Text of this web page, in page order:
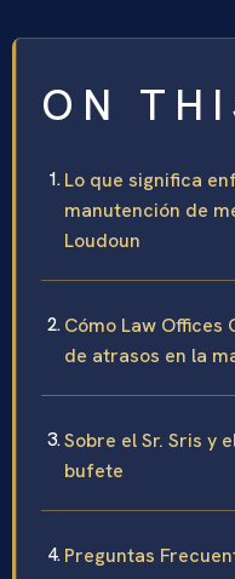
ON
Lo que significa
manutención de
Loudoun
Cómo Law Offices
de atrasos en la
Sobre el Sr. Sris y
bufete
Preguntas